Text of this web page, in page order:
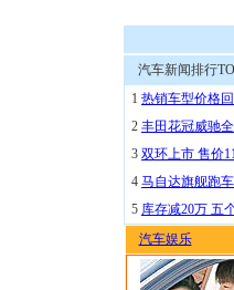
汽车新闻排行
1 热销车型价格
2 丰田花冠威驰
3 双环上市 售价
4 马自达旗舰跑
5 库存减20万 五
汽车娱乐